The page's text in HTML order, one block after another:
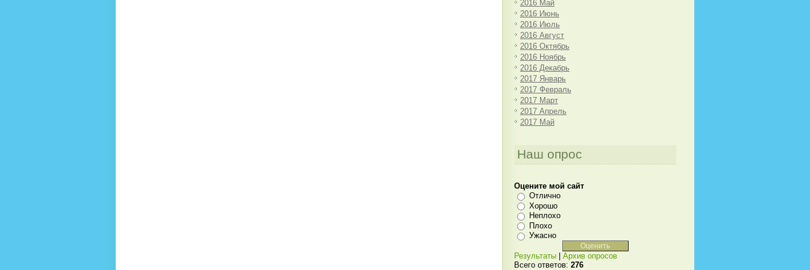
2016 Май
2016 Июнь
2016 Июль
2016 Август
2016 Октябрь
2016 Ноябрь
2016 Декабрь
2017 Январь
2017 Февраль
2017 Март
2017 Апрель
2017 Май
Наш опрос
Оцените мой сайт
Отлично
Хорошо
Неплохо
Плохо
Ужасно
Результаты
Архив опросов
Всего ответов: 276